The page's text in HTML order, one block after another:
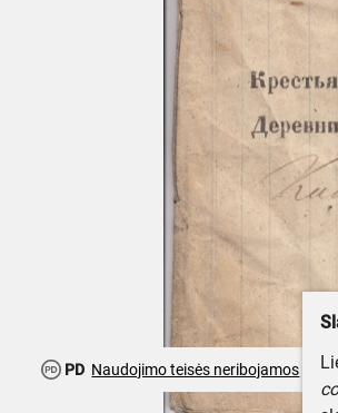
PD Naudojimo teisės neribojamos